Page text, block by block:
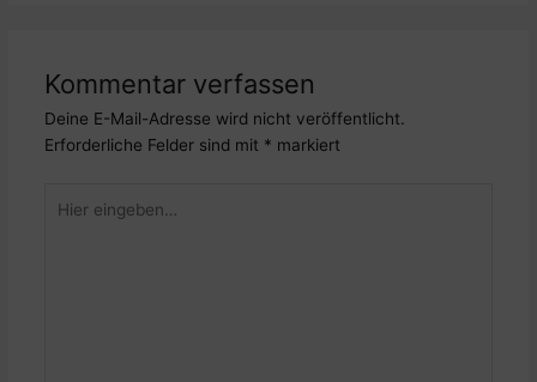
Kommentar verfassen
Deine E-Mail-Adresse wird nicht veröffentlicht.
Erforderliche Felder sind mit * markiert
eingeben…